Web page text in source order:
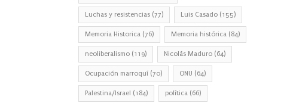
Luchas y resistencias (77) Luis Casado (155)
Memoria Historica (76) Memoria histórica (84)
neoliberalismo (119) Nicolás Maduro (64)
Ocupación marroquí (70) ONU (64)
Palestina/Israel (184) política (66)